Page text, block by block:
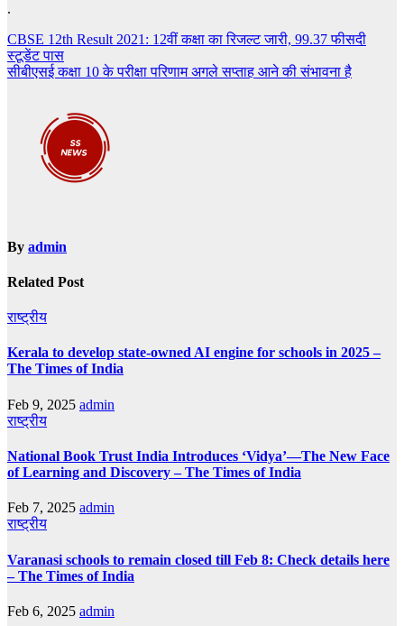
.
Post
navigation
CBSE 12th Result 2021: 12वीं कक्षा का रिजल्ट जारी, 99.37 फीसदी
स्टूडेंट पास
सीबीएसई कक्षा 10 के परीक्षा परिणाम अगले सप्ताह आने की संभावना है
By admin
Related Post
राष्ट्रीय
Kerala to develop state-owned AI engine for schools in 2025 –
The Times of India
Feb 9, 2025 admin
राष्ट्रीय
National Book Trust India Introduces ‘Vidya’—The New Face
of Learning and Discovery – The Times of India
Feb 7, 2025 admin
राष्ट्रीय
Varanasi schools to remain closed till Feb 8: Check details here
– The Times of India
Feb 6, 2025 admin